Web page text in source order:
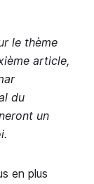
le thème
article,
du
un
en plus